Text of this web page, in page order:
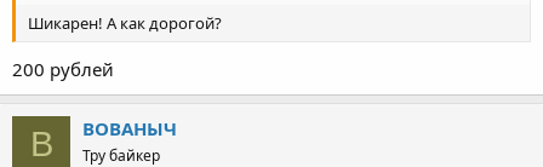
Шикарен! А как дорогой?
200 рублей
В ВОВАНЫЧ
Тру байкер